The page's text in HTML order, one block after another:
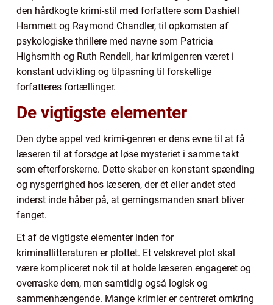
den hårdkogte krimi-stil med forfattere som Dashiell
Hammett og Raymond Chandler, til opkomsten af
psykologiske thrillere med navne som Patricia
Highsmith og Ruth Rendell, har krimigenren været i
konstant udvikling og tilpasning til forskellige
forfatteres fortællinger.
De vigtigste elementer
Den dybe appel ved krimi-genren er dens evne til at få
læseren til at forsøge at løse mysteriet i samme takt
som efterforskerne. Dette skaber en konstant spænding
og nysgerrighed hos læseren, der ét eller andet sted
inderst inde håber på, at gerningsmanden snart bliver
fanget.
Et af de vigtigste elementer inden for
kriminallitteraturen er plottet. Et velskrevet plot skal
være kompliceret nok til at holde læseren engageret og
overraske dem, men samtidig også logisk og
sammenhængende. Mange krimier er centreret omkring